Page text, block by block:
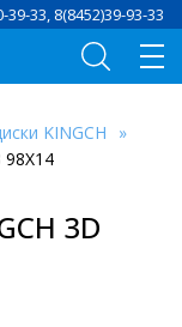
39-33, 8(8452)39-93-33
KINGCH
3D